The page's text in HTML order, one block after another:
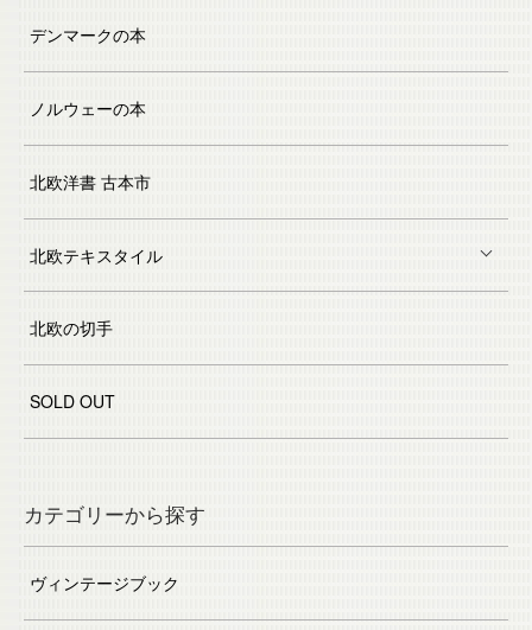
デンマークの本
ノルウェーの本
北欧洋書 古本市
北欧テキスタイル
北欧の切手
SOLD OUT
カテゴリーから探す
ヴィンテージブック